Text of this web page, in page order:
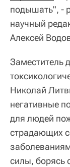
подышать", -
научный
Алексей
Заместитель
Николай
негативные
для людей
страдающих
силы, борясь